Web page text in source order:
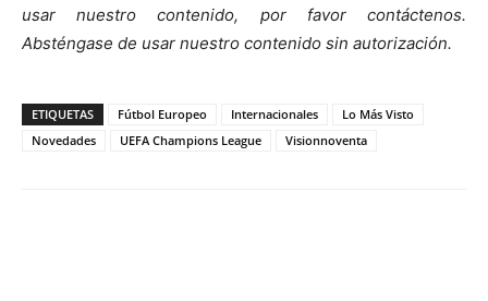
usar nuestro contenido, por favor contáctenos.
Absténgase de usar nuestro contenido sin autorización.
ETIQUETAS Fútbol Europeo Internacionales
Lo Más Visto
Novedades
UEFA Champions League Visionnoventa